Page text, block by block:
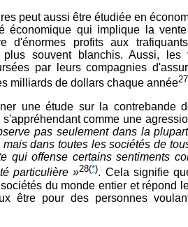
peut aussi être étudiée en
économique qui implique la
d'énormes profits aux
souvent blanchis. Aussi, les
par leurs compagnies
milliards de dollars chaque année27
une étude sur la contrebande
comme une
pas seulement dans la
dans toutes les sociétés de
qui offense certains sentiments
particulière »28(*). Cela signifie
du monde entier et répond
être pour des personnes